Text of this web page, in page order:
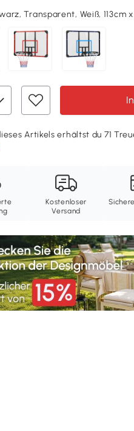
Transparent, Weiß, 113cm
Artikels erhältst du 71
Kostenloser
Versand